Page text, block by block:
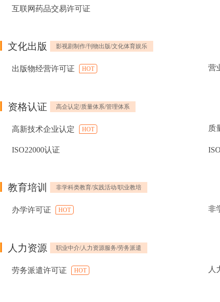
互联网药品交易许可证
文化出版 影视剧制作/刊物出版/文化体育娱乐
出版物经营许可证 HOT 营
资格认证 高企认定/质量体系/管理体系
高新技术企业认定 HOT 质
ISO22000认证
教育培训 非学科类教育/实践活动/职业教培
办学许可证 HOT 非
人力资源 职业中介/人力资源服务/劳务派遣
劳务派遣许可证 HOT 人